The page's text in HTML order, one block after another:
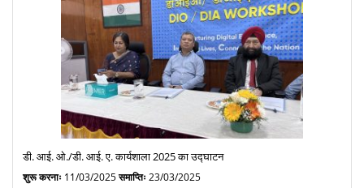
डी. आई. ओ./डी. आई. ए. कार्यशाला 2025 का उद्घाटन
शुरू करनाः 11/03/2025समाप्तिः 23/03/2025